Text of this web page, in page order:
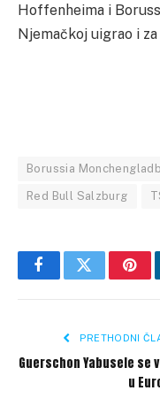
Hoffenheima i
Njemačkoj uigrao i
Borussia
Red Bull Salzburg
FacebookTwitter
PRETHODNI
Guerschon Yabusele se
u